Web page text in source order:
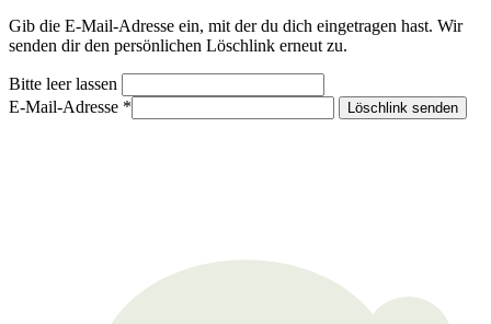
Gib die E-Mail-Adresse ein, mit der du dich eingetragen hast. Wir
senden dir den persönlichen Löschlink erneut zu.
Bitte leer lassen
E-Mail-Adresse *
Löschlink senden